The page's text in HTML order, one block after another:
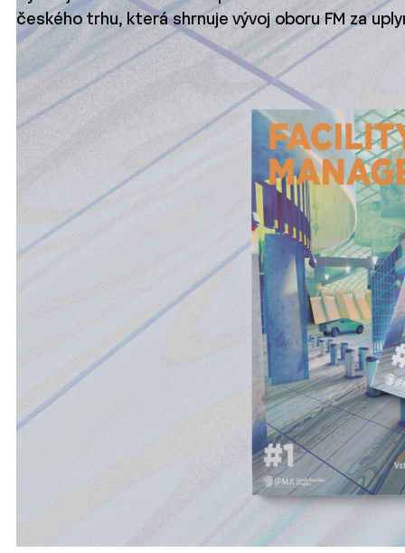
českého trhu, která shrnuje vývoj oboru FM za